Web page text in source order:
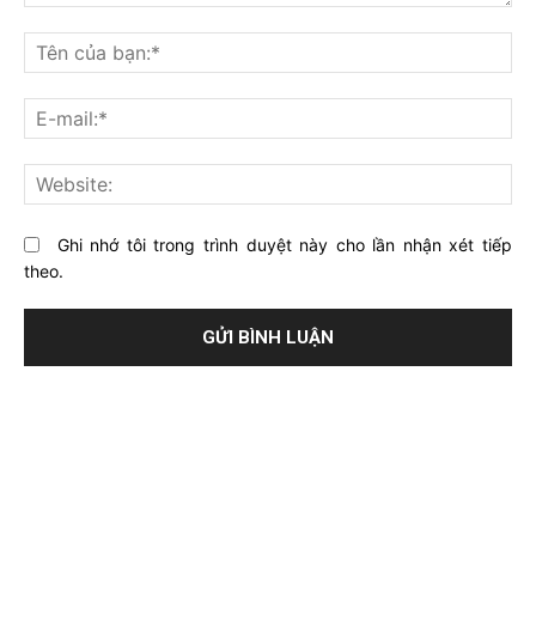
nghĩ
gì
về
bài
viết
này?
Ghi nhớ tôi trong trình duyệt này cho lần nhận xét tiếp
theo.